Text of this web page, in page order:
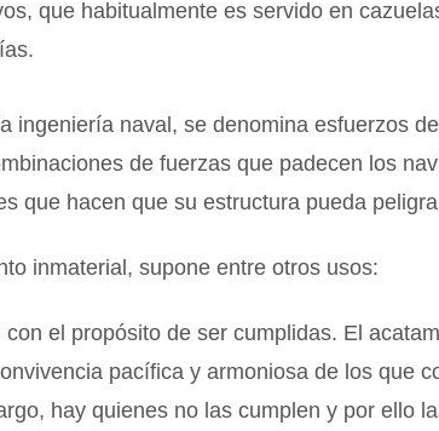
que habitualmente es servido en
ingeniería naval, se denomina esfuerzos
de fuerzas que padecen los
que hacen que su estructura pueda
inmaterial, supone entre otros usos:
el propósito de ser cumplidas. El
pacífica y armoniosa de los que
hay quienes no las cumplen y por ello